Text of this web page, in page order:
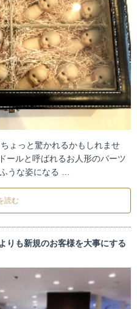
ょっと驚かれるかもしれませ
ルと呼ばれるお人形のパーツ
うな姿になる …
読む
りも新規のお客様を大事にする